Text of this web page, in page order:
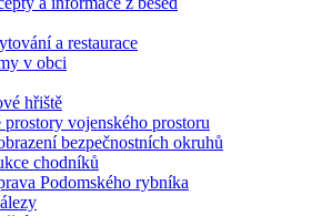
a restaurace
v obci
hřiště
prostory vojenského prostoru
bezpečnostních okruhů
chodníků
Podomského rybníka